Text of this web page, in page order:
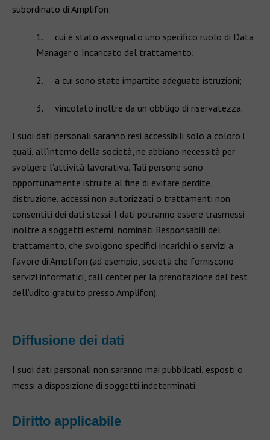
subordinato di Amplifon:
1. cui è stato assegnato uno specifico ruolo di Data
Manager o Incaricato del trattamento;
2. a cui sono state impartite adeguate istruzioni;
3. vincolato inoltre da un obbligo di riservatezza.
I suoi dati personali saranno resi accessibili solo a coloro i
quali, all’interno della società, ne abbiano necessità per
svolgere l’attività lavorativa. Tali persone sono
opportunamente istruite al fine di evitare perdite,
distruzione, accessi non autorizzati o trattamenti non
consentiti dei dati stessi. I dati potranno essere trasmessi
inoltre a soggetti esterni, nominati Responsabili del
trattamento, che svolgono specifici incarichi o servizi a
favore di Amplifon (ad esempio, società che forniscono
servizi informatici, call center per la prenotazione del test
dell’udito gratuito presso Amplifon).
Diffusione dei dati
I suoi dati personali non saranno mai pubblicati, esposti o
messi a disposizione di soggetti indeterminati.
Diritto applicabile